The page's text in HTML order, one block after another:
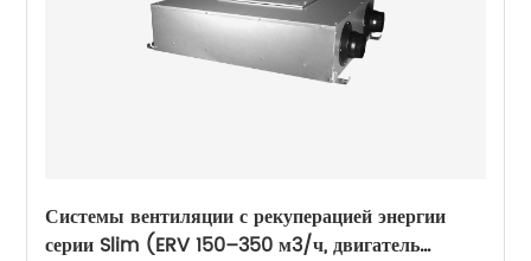
Системы вентиляции с рекуперацией энергии
серии Slim (ERV 150–350 м3/ч, двигатель